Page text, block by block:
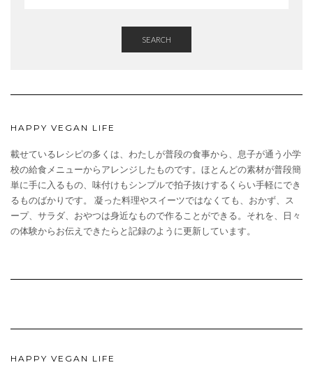
SEARCH
HAPPY VEGAN LIFE
載せているレシピの多くは、わたしが普段の食事から、息子が通う小学
校の給食メニューからアレンジしたものです。ほとんどの素材が普段簡
単に手に入るもの、味付けもシンプルで拍子抜けするくらい手軽にでき
るものばかりです。 凝った料理やスイーツではなくても、おかず、ス
ープ、サラダ、おやつは身近なもので作ることができる。それを、日々
の体験からお伝えできたらと記録のように更新しています。
HAPPY VEGAN LIFE